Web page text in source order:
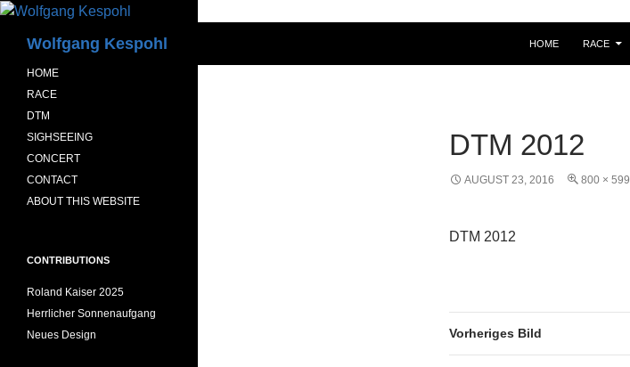
Zum
springenWolfgang Kespohl HOME RACE
DTM 2012
AUGUST 23, 2016 800 × 599
DTM 2012
Vorheriges Bild
HOME
RACE
DTM
SIGHSEEING
CONCERT
CONTACT
ABOUT THIS WEBSITE
CONTRIBUTIONS
Roland Kaiser 2025
Herrlicher Sonnenaufgang
Neues Design